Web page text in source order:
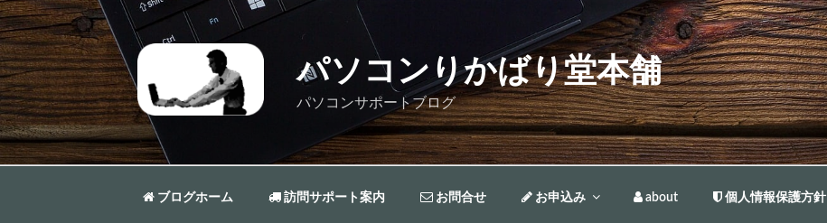
コ
ン
テ
ン
ツ
へ
ス
キ
パソコンりかばり堂本舗
パソコンサポートブログ
ブログホーム 訪問サポート案内 お問合せ お申込み about 個人情報保護方針